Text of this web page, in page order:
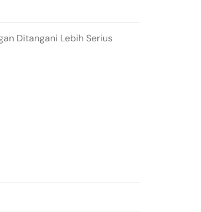
Ditangani Lebih Serius